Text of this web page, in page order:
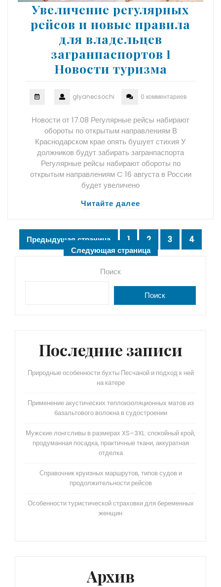
Увеличение регулярных
рейсов и новые правила
для владельцев
загранпаспортов ӏ
Новости туризма
glyanecsochi 0 комментариев
Новости от 17.08 Регулярные рейсы набирают
обороты по открытым направлениям В
Краснодарском крае опять бушует стихия У
должников будут забирать загранпаспорта
Регулярные рейсы набирают обороты по
открытым направлениям C 16 августа в России
будет увеличено
Читайте далее
Пагинация
записей
Предыдущая страница Страница
1 Страница
2 Страница
3
4
Следующая страница
Поиск
Поиск
Последние записи
Природные особенности бухты Песчаной и подход к ней
на катере
Применение акустических теплоизоляционных матов из
базальтового волокна в судостроении
Мужские лонгсливы в размерах XS–3XL: спокойный крой,
продуманная посадка, практичные ткани, аккуратная
отделка
Справочник круизных маршрутов, типов судов и
продолжительности рейсов
Особенности туристической страховки для беременных
женщин
Архив